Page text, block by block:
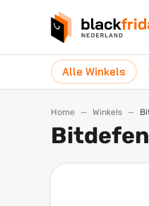
Alle Winkels
Home Winkels